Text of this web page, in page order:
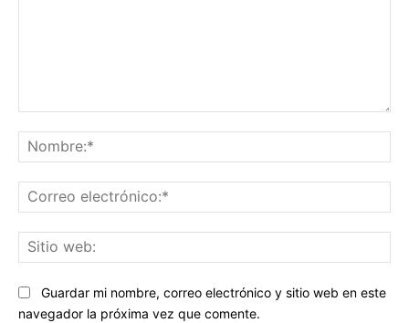
Guardar mi nombre, correo electrónico y sitio web en este
navegador la próxima vez que comente.